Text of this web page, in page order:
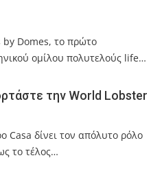
by Domes, το πρώτο
ομίλου πολυτελούς life…
την World Lobster
δίνει τον απόλυτο ρόλο
το τέλος…